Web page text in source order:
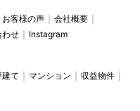
お客様の声
会社概要
わせ Instagram
て マンション
収益物件